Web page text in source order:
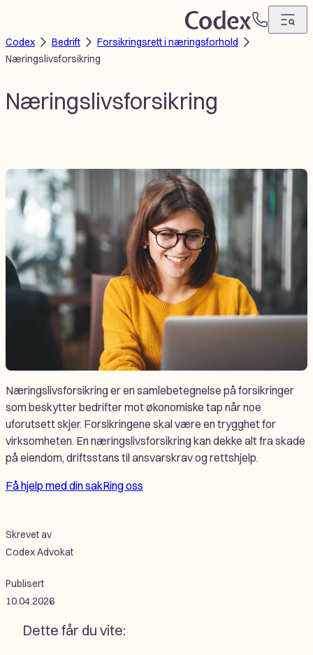
innhold
T
Codex Bedrift
Forsikringsrett i næringsforhold
Næringslivsforsikring
Næringslivsforsikring
Næringslivsforsikring er en samlebetegnelse på forsikringer
som beskytter bedrifter mot økonomiske tap når noe
uforutsett skjer. Forsikringene skal være en trygghet for
virksomheten. En næringslivsforsikring kan dekke alt fra skade
på eiendom, driftsstans til ansvarskrav og rettshjelp.
Få hjelp med din sakRing oss
Skrevet av
Codex Advokat
Publisert
10.04.2026
Dette får du vite: